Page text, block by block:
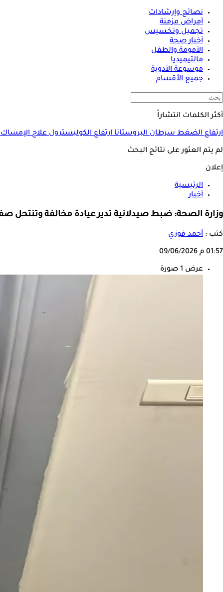
نصائح وإرشادات
أمراض مزمنة
تجميل وتخسيس
أخبار صحة
الأمومة والطفل
مالتيميديا
موسوعة الأدوية
جميع الأقسام
أكثر الكلمات انتشاراً
ارتفاع الضغطسرطان البروستاتاارتفاع الكوليسترولعلاج
لم يتم العثور على نتائج البحث
إعلان
الرئيسية
أخبار
وزارة الصحة: ضبط صيدلانية تدير عيادة مخالفة وتنتحل
كتب : أحمد فوزي
01:57 م 09/06/2026
عرض 1 صورة